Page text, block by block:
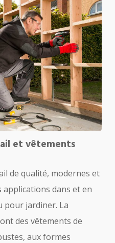
et vêtements
de qualité, modernes et
dans et en
pour jardiner. La
des vêtements de
aux formes